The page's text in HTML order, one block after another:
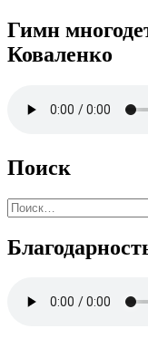
Гимн
Коваленко
Поиск
Найти: